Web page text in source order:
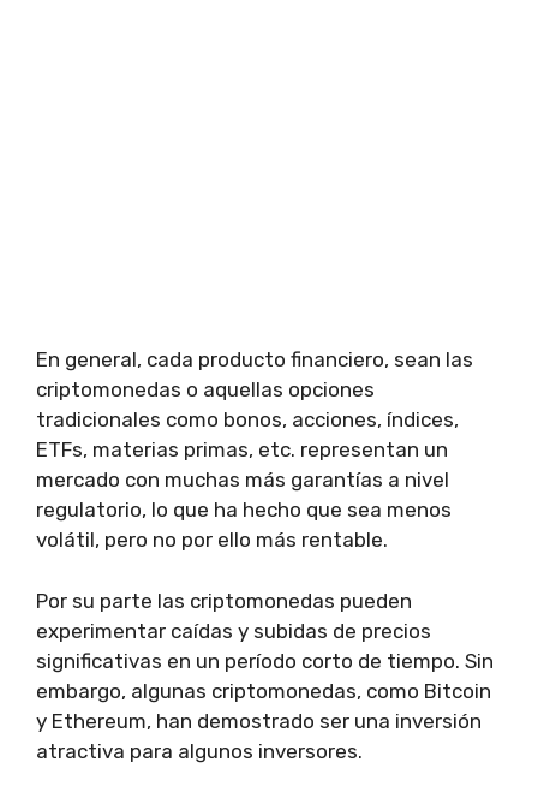
En general, cada producto financiero, sean las
criptomonedas o aquellas opciones
tradicionales como bonos, acciones, índices,
ETFs, materias primas, etc. representan un
mercado con muchas más garantías a nivel
regulatorio, lo que ha hecho que sea menos
volátil, pero no por ello más rentable.
Por su parte las criptomonedas pueden
experimentar caídas y subidas de precios
significativas en un período corto de tiempo. Sin
embargo, algunas criptomonedas, como Bitcoin
y Ethereum, han demostrado ser una inversión
atractiva para algunos inversores.